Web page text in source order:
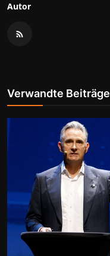
Autor
Verwandte Beiträge